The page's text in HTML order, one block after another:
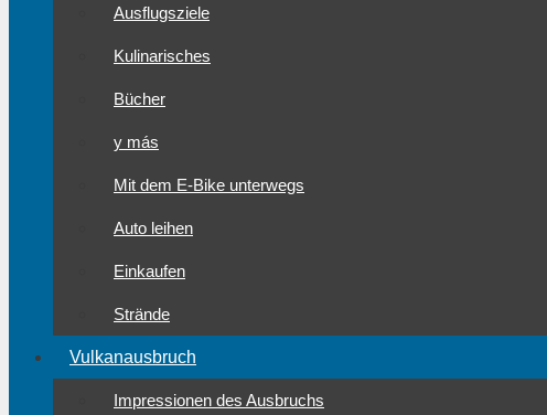
Ausflugsziele
Kulinarisches
Bücher
y más
Mit dem E-Bike unterwegs
Auto leihen
Einkaufen
Strände
Vulkanausbruch
Impressionen des Ausbruchs